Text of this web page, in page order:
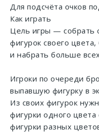
Для подсчёта очков
Как играть
Цель игры — собрать
фигурок своего
и набрать больше
Игроки по очереди
выпавшую фигурку в
Из своих фигурок
фигурки одного цвета
фигурки разных